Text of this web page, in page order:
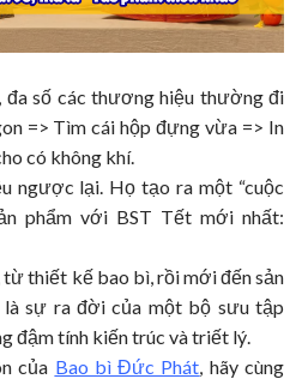
số các thương hiệu thường đi
=> Tìm cái hộp đựng vừa => In
có không khí.
ngược lại. Họ tạo ra một “cuộc
phẩm với BST Tết mới nhất:
thiết kế bao bì, rồi mới đến sản
là sự ra đời của một bộ sưu tập
đậm tính kiến trúc và triết lý.
của Bao bì Đức Phát , hãy cùng